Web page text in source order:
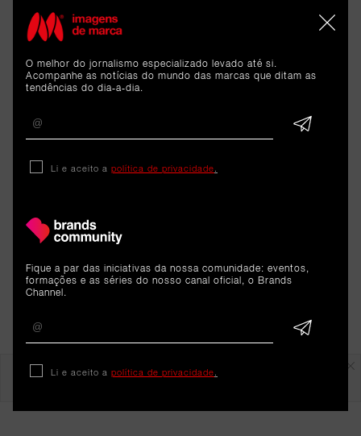
Realizado no Museu do Pão, em Seia, o maior
museu dedicado ao pão no mundo, o concurso
reconhecimento da excelência da panificação
portuguesa, celebrando um produto que continua a
ocupar um lugar central na cultura e na
alimentação dos portugueses.
O melhor do jornalismo especializado levado até si.
Acompanhe as notícias do mundo das marcas que ditam as
tendências do dia-a-dia.
Li e aceito a política de privacidade
Fique a par das iniciativas da nossa comunidade: eventos,
formações e as séries do nosso canal oficial, o Brands
Channel.
Li e aceito a política de privacidade